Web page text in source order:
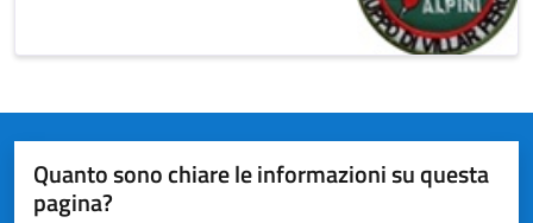
Quanto sono chiare le informazioni su questa
pagina?